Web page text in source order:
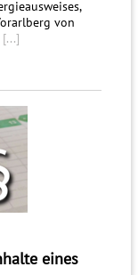
von
[...]
eines